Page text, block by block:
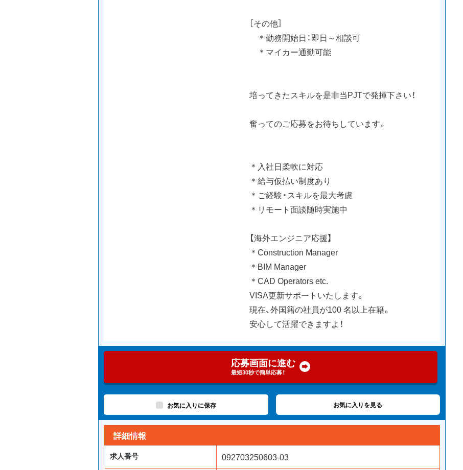
［その他］
＊勤務開始日：即日～相談可
＊マイカー通勤可能
培ってきたスキルを是非当PJTで発揮下さい！
奮ってのご応募をお待ちしています。
＊入社日柔軟に対応
＊給与仮払い制度あり
＊ご経験・スキルを最大考慮
＊リモート面談随時実施中
【海外エンジニア応援】
＊Construction Manager
＊BIM Manager
＊CAD Operators etc.
VISA更新サポートいたします。
現在、外国籍の社員が100 名以上在籍。
安心して活躍できますよ！
応募画面に進む
最短30秒で簡単応募！
お気に入りに保存 お気に入りを見る
詳細情報
求人番号 092703250603-03